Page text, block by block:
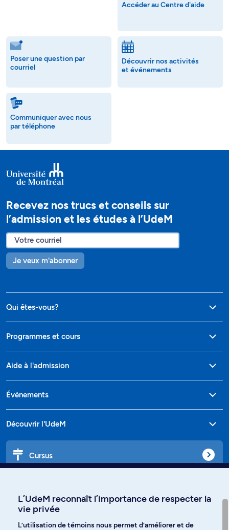
Accéder au Centre d'aide
Poser une question par
courriel
Découvrir nos activités
et événements
Communiquer avec nous
par téléphone
Recevez nos trucs et conseils sur
l’admission et les études à l’UdeM
Je veux m'abonner
Qui êtes-vous?
Programmes et cours
Aide à l'admission
Événements
Découvrir l'UdeM
Cursus
L’UdeM reconnaît l’importance de respecter la
vie privée
L’utilisation de témoins nous permet d’améliorer et de